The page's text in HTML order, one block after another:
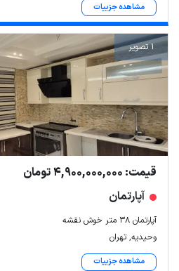
مشاهده جزییات
1 تصویر
قیمت: 4,900,000,000 تومان
آپارتمان
آپارتمان ۳۸ متر خوش نقشه
وحیدیه, تهران
مشاهده جزییات